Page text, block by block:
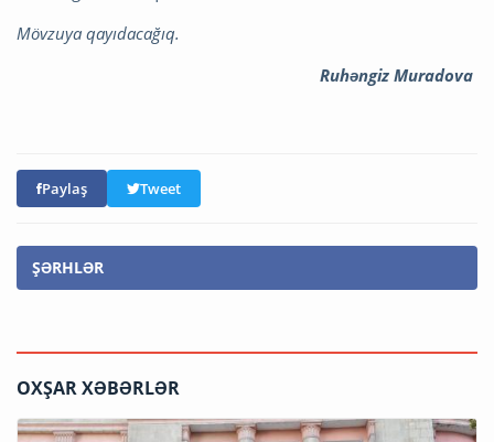
Mövzuya qayıdacağıq.
Ruhəngiz Muradova
Paylaş Tweet
ŞƏRHLƏR
OXŞAR XƏBƏRLƏR